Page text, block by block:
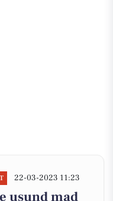
22-03-2023 11:23
usund mad